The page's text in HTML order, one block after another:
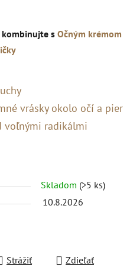
kombinujte s Očným krémom
vrásky okolo očí a pier
voľnými radikálmi
Skladom (>5 ks)
10.8.2026
Strážiť Zdieľať